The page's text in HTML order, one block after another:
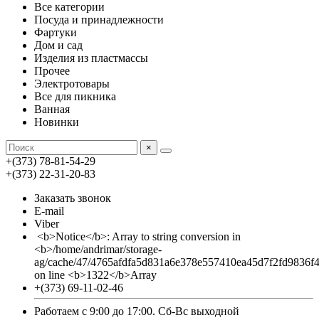
Все категории
Посуда и принадлежности
Фартуки
Дом и сад
Изделия из пластмассы
Прочее
Электротовары
Все для пикника
Ванная
Новинки
×
+(373) 78-81-54-29
+(373) 22-31-20-83
Заказать звонок
E-mail
Viber
<b>Notice</b>: Array to string conversion in
<b>/home/andrimar/storage-
ag/cache/47/
on line <b>1322</b>Array
+(373) 69-11-02-46
Работаем с 9:00 до 17:00. Сб-Вс выходной